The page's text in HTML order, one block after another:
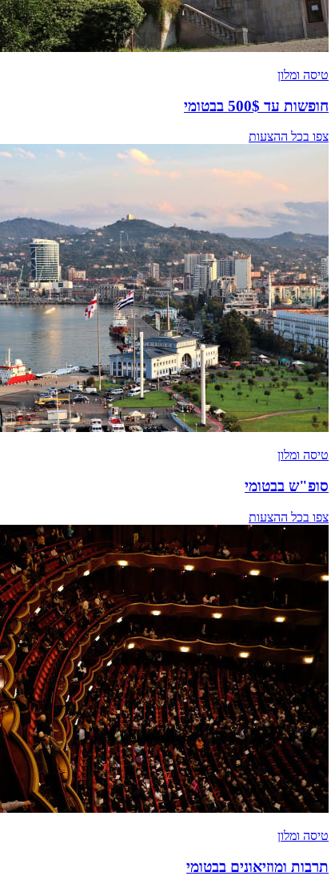
טיסה ומלון
חופשות עד 500$ בבטומי
צפו בכל ההצעות
טיסה ומלון
סופ"ש בבטומי
צפו בכל ההצעות
טיסה ומלון
תרבות ומוזיאונים בבטומי